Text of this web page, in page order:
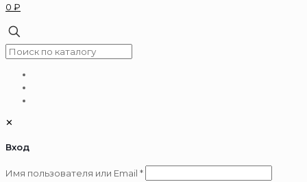
0 ₽
✕
Вход
Имя пользователя или Email *Обязательно